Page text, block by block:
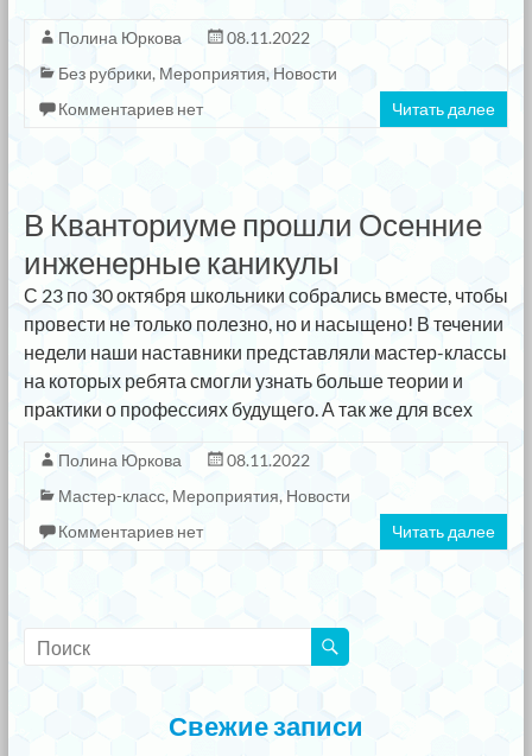
Полина Юркова
08.11.2022
Без рубрики, Мероприятия, Новости
Комментариев нет
Читать далее
В Кванториуме прошли Осенние
инженерные каникулы
С 23 по 30 октября школьники собрались вместе, чтобы
провести не только полезно, но и насыщено! В течении
недели наши наставники представляли мастер-классы
на которых ребята смогли узнать больше теории и
практики о профессиях будущего. А так же для всех
Полина Юркова
08.11.2022
Мастер-класс, Мероприятия, Новости
Комментариев нет
Читать далее
Свежие записи